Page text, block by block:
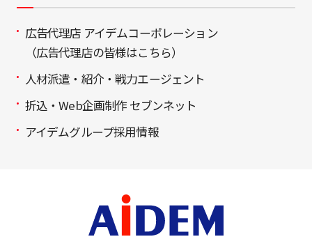
広告代理店 アイデムコーポレーション
（広告代理店の皆様はこちら）
人材派遣・紹介・戦力エージェント
折込・Web企画制作 セブンネット
アイデムグループ採用情報